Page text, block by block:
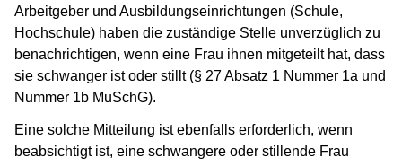
Arbeitgeber und Ausbildungseinrichtungen (Schule,
Hochschule) haben die zuständige Stelle unverzüglich zu
benachrichtigen, wenn eine Frau ihnen mitgeteilt hat, dass
sie schwanger ist oder stillt (§ 27 Absatz 1 Nummer 1a und
Nummer 1b MuSchG).
Eine solche Mitteilung ist ebenfalls erforderlich, wenn
beabsichtigt ist, eine schwangere oder stillende Frau